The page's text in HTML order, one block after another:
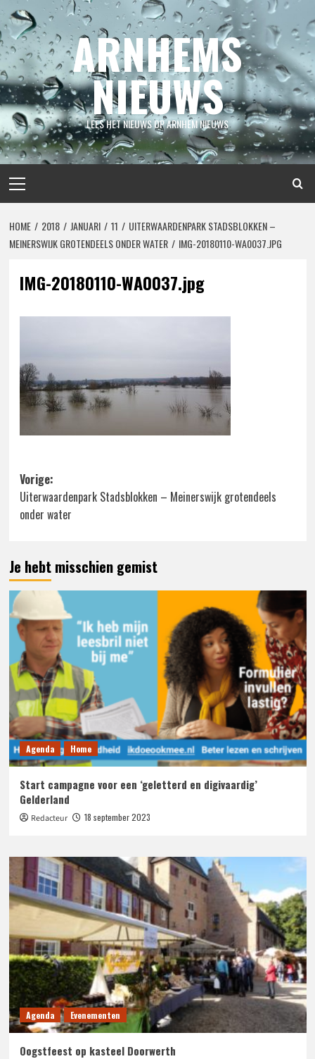
Spring
naar
inhoud
ARNHEMS
NIEUWS
LEES HET NIEUWS OP ARNHEM NIEUWS
menu
HOME 2018 JANUARI 11
UITERWAARDENPARK STADSBLOKKEN –
MEINERSWIJK GROTENDEELS ONDER WATER
IMG-20180110-WA0037.JPG
IMG-20180110-WA0037.jpg
Bericht
navigatie
Vorige:
Uiterwaardenpark Stadsblokken – Meinerswijk grotendeels
onder water
Je hebt misschien gemist
Agenda Home
Start campagne voor een ‘geletterd en digivaardig’
Gelderland
Redacteur 18 september 2023
Agenda Evenementen
Oogstfeest op kasteel Doorwerth